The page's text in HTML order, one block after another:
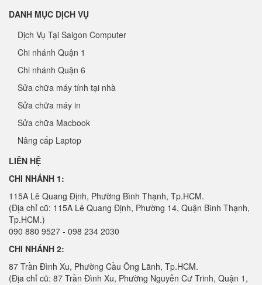
DANH MỤC DỊCH VỤ
Dịch Vụ Tại Saigon Computer
Chi nhánh Quận 1
Chi nhánh Quận 6
Sửa chữa máy tính tại nhà
Sửa chữa máy in
Sửa chữa Macbook
Nâng cấp Laptop
LIÊN HỆ
CHI NHÁNH 1:
115A Lê Quang Định, Phường Bình Thạnh, Tp.HCM.
(Địa chỉ cũ: 115A Lê Quang Định, Phường 14, Quận Bình Thạnh,
Tp.HCM.)
090 880 9527 - 098 234 2030
CHI NHÁNH 2:
87 Trần Đình Xu, Phường Cầu Ông Lãnh, Tp.HCM.
(Địa chỉ cũ: 87 Trần Đình Xu, Phường Nguyễn Cư Trinh, Quận 1,